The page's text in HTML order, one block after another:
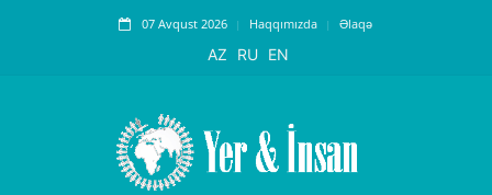
07 Avqust 2026 Haqqımızda Əlaqə
AZ RU EN